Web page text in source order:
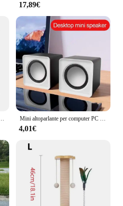
17,89€
per feste interni fai da te decorazioni per esterni in plastica ornamento artistico da giardino Mini altoparlante per computer PC portatile Desktop Caixa De Som Sound Box Sistema audio musicale Colonna Coluna Set stereo Bocina Acoustics
4,01€